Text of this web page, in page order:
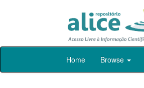
Skip
Home Browse